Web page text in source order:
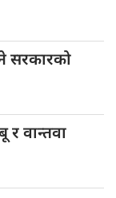
सरकारको
र वान्तवा